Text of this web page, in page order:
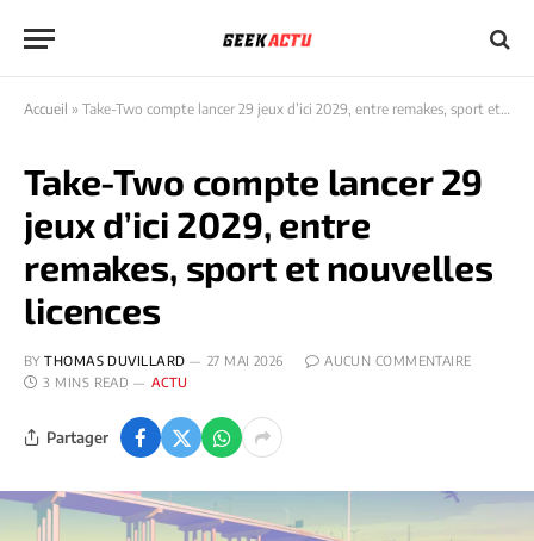
Accueil » Take-Two compte lancer 29 jeux d’ici 2029, entre remakes, sport et nouvelles licences
Take-Two compte lancer 29
jeux d’ici 2029, entre
remakes, sport et nouvelles
licences
BY THOMAS DUVILLARD 27 MAI 2026
AUCUN COMMENTAIRE
3 MINS READ
ACTU
Partager